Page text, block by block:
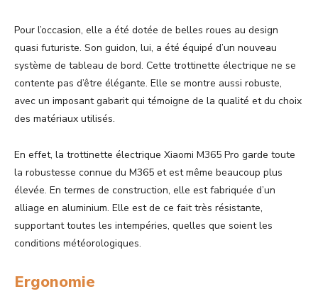
Pour l’occasion, elle a été dotée de belles roues au design
quasi futuriste. Son guidon, lui, a été équipé d’un nouveau
système de tableau de bord. Cette trottinette électrique ne se
contente pas d’être élégante. Elle se montre aussi robuste,
avec un imposant gabarit qui témoigne de la qualité et du choix
des matériaux utilisés.
En effet, la trottinette électrique Xiaomi M365 Pro garde toute
la robustesse connue du M365 et est même beaucoup plus
élevée. En termes de construction, elle est fabriquée d’un
alliage en aluminium. Elle est de ce fait très résistante,
supportant toutes les intempéries, quelles que soient les
conditions météorologiques.
Ergonomie